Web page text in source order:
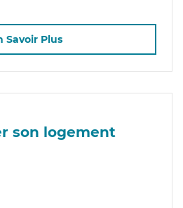
Savoir Plus
son logement